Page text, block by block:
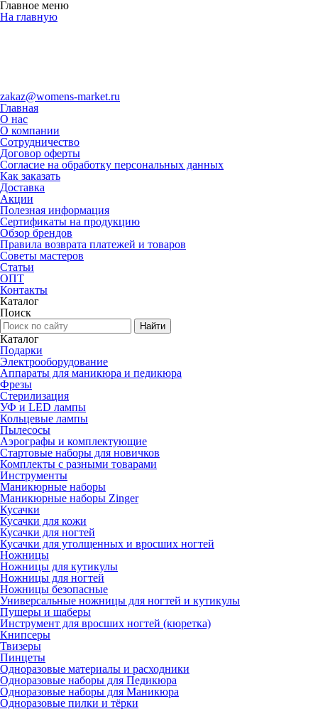
Главное меню
На главную
zakaz@womens-market.ru
Главная
О нас
О компании
Сотрудничество
Договор оферты
Согласие на обработку персональных данных
Как заказать
Доставка
Акции
Полезная информация
Сертификаты на продукцию
Обзор брендов
Правила возврата платежей и товаров
Советы мастеров
Статьи
ОПТ
Контакты
Каталог
Поиск
Каталог
Подарки
Электро­оборудование
Аппараты для маникюра и педикюра
Фрезы
Стерилизация
УФ и LED лампы
Кольцевые лампы
Пылесосы
Аэрографы и комплектующие
Стартовые наборы для новичков
Комплекты с разными товарами
Инструменты
Маникюрные наборы
Маникюрные наборы Zinger
Кусачки
Кусачки для кожи
Кусачки для ногтей
Кусачки для утолщенных и вросших ногтей
Ножницы
Ножницы для кутикулы
Ножницы для ногтей
Ножницы безопасные
Универсальные ножницы для ногтей и кутикулы
Пушеры и шаберы
Инструмент для вросших ногтей (кюретка)
Книпсеры
Твизеры
Пинцеты
Одноразовые материалы и расходники
Одноразовые наборы для Педикюра
Одноразовые наборы для Маникюра
Одноразовые пилки и тёрки